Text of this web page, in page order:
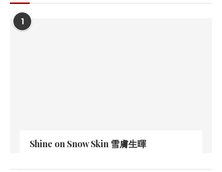
1
Shine on Snow Skin 雪膚生暉